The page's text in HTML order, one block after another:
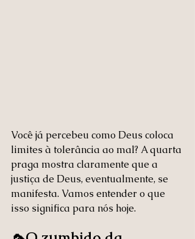
Você já percebeu como Deus coloca
limites à tolerância ao mal? A quarta
praga mostra claramente que a
justiça de Deus, eventualmente, se
manifesta. Vamos entender o que
isso significa para nós hoje.